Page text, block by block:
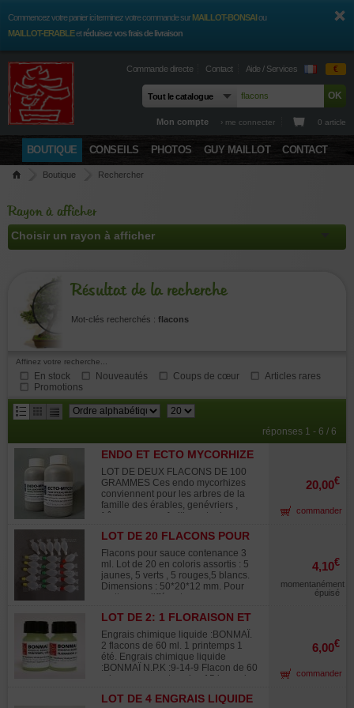
Commencez votre panier ici terminez votre commande surMAILLOT-BONSAIou
MAILLOT-ERABLEetréduisez vos frais de livraison
Commande directe Contact Aide / Services €
Mon compte › me connecter 0 article
BOUTIQUE CONSEILS PHOTOS GUY MAILLOT CONTACT
Boutique Rechercher
Rayon à afficher
Résultat de la recherche
Mot-clés recherchés : flacons
Affinez votre recherche...
En stock Nouveautés Coups de cœur
Articles rares
Promotions
page
réponses 1 - 6 / 6
ENDO ET ECTO MYCORHIZE
LOT DE 2 FLACONS
LOT DE DEUX FLACONS DE 100
GRAMMES Ces endo mycorhizes
conviennent pour les arbres de la
famille des érables, genévriers ,
frênes, ormes , fruitiers et arbres
Fortement recommandé lors de
prélèvements yamadori. Sous forme
de sable à mélanger lors du
rempotage à raison de 1 à 3
bouchons par arbre au contact des
racines. Pour vos bonsaïs lors des
des difficultés de croissance suite à
(traitements, excès d'eau, pourriture
des racines , lavage racinaire). Ces
ecto mycorhizes conviennent pour
les arbres de la famille des pins,
charmes,hêtres,chênes.
20,00€
commander
LOT DE 20 FLACONS POUR
SAUCE
Flacons pour sauce contenance 3
ml. Lot de 20 en coloris assortis : 5
jaunes, 5 verts , 5 rouges,5 blancs.
Dimensions : 50*20*12 mm. Pour
mettre vos différentes sauces, sauce
minima - 20° et maxima 80 °.
4,10€
momentanément
épuisé
LOT DE 2: 1 FLORAISON ET
1 PRINTEMPS ÉTÉ
Engrais chimique liquide :BONMAÏ.
2 flacons de 60 ml. 1 printemps 1
été. Engrais chimique liquide
:BONMAÏ N.P.K :9-14-9 Flacon de 60
ml en arrosage tous les 15 jours de
Flacon de 60 ml . A diluer dans de
6,00€
commander
LOT DE 4 ENGRAIS LIQUIDE